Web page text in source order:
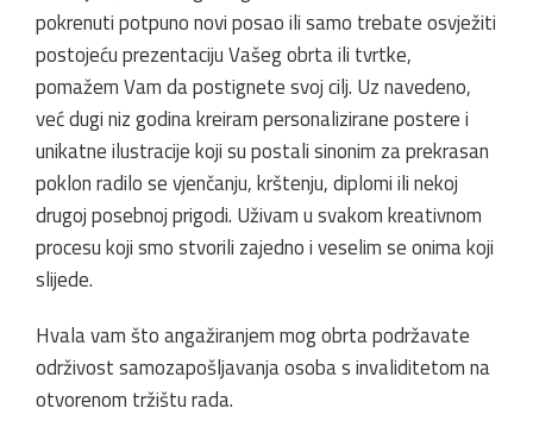
pokrenuti potpuno novi posao ili samo trebate osvježiti
postojeću prezentaciju Vašeg obrta ili tvrtke,
pomažem Vam da postignete svoj cilj. Uz navedeno,
već dugi niz godina kreiram personalizirane postere i
unikatne ilustracije koji su postali sinonim za prekrasan
poklon radilo se vjenčanju, krštenju, diplomi ili nekoj
drugoj posebnoj prigodi. Uživam u svakom kreativnom
procesu koji smo stvorili zajedno i veselim se onima koji
slijede.
Hvala vam što angažiranjem mog obrta podržavate
održivost samozapošljavanja osoba s invaliditetom na
otvorenom tržištu rada.